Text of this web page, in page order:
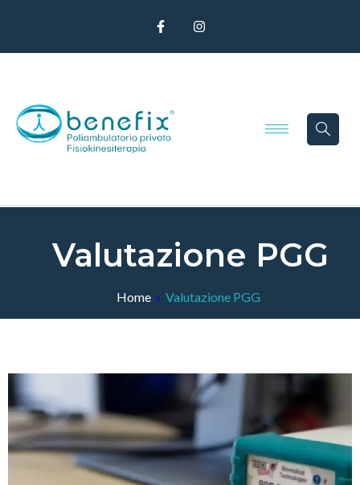
Valutazione PGG
Home » Valutazione PGG